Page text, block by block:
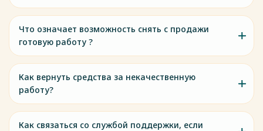
Что означает возможность снять с продажи
готовую работу ?
Как вернуть средства за некачественную
работу?
Как связаться со службой поддержки, если